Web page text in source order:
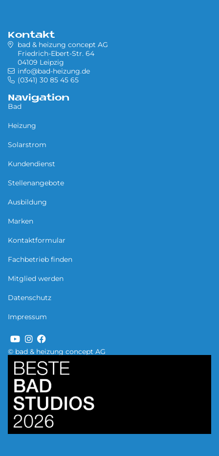
© bad & heizung concept AG
Kontakt
bad & heizung concept AG
Friedrich-Ebert-Str. 64
04109 Leipzig
info@bad-heizung.de
(0341) 30 85 45 65
Navigation
Bad
Heizung
Solarstrom
Kundendienst
Stellenangebote
Ausbildung
Marken
Kontaktformular
Fachbetrieb finden
Mitglied werden
Datenschutz
Impressum